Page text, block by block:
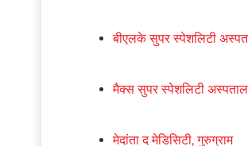
बीएलके सुपर स्पेशलिटी
मैक्स सुपर स्पेशलिटी
मेदांता द मेडिसिटी, गुरुग्राम